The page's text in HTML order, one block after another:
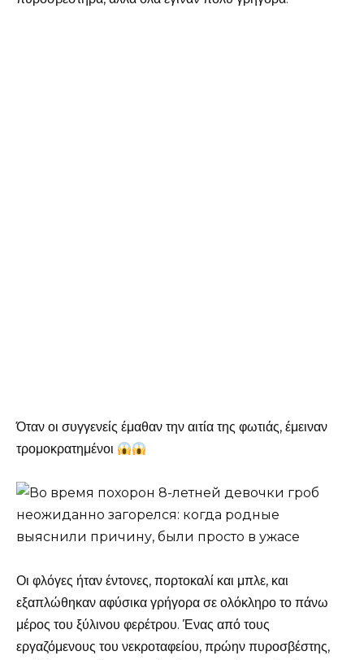
Όταν οι συγγενείς έμαθαν την αιτία της φωτιάς, έμειναν
τρομοκρατημένοι
Οι φλόγες ήταν έντονες, πορτοκαλί και μπλε, και
εξαπλώθηκαν αφύσικα γρήγορα σε ολόκληρο το πάνω
μέρος του ξύλινου φερέτρου. Ένας από τους
εργαζόμενους του νεκροταφείου, πρώην πυροσβέστης,